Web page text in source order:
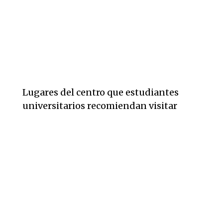
Lugares del centro que estudiantes
universitarios recomiendan visitar